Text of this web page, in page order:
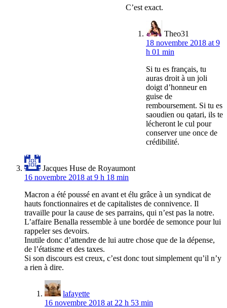
C’est exact.
Theo31
18 novembre 2018 at 9
h 01 min
Si tu es français, tu
auras droit à un joli
doigt d’honneur en
guise de
remboursement. Si tu es
saoudien ou qatari, ils te
lécheront le cul pour
conserver une once de
crédibilité.
Jacques Huse de Royaumont
16 novembre 2018 at 9 h 18 min
Macron a été poussé en avant et élu grâce à un syndicat de
hauts fonctionnaires et de capitalistes de connivence. Il
travaille pour la cause de ses parrains, qui n’est pas la notre.
L’affaire Benalla ressemble à une bordée de semonce pour lui
rappeler ses devoirs.
Inutile donc d’attendre de lui autre chose que de la dépense,
de l’étatisme et des taxes.
Si son discours est creux, c’est donc tout simplement qu’il n’y
a rien à dire.
lafayette
16 novembre 2018 at 22 h 53 min